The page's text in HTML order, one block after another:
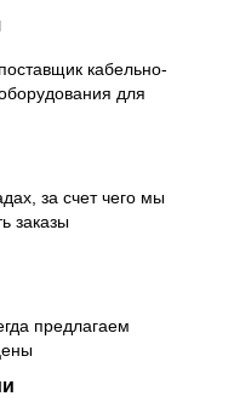
кабельно-
для
за счет чего мы
заказы
предлагаем